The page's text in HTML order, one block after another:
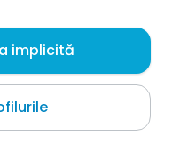
implicită